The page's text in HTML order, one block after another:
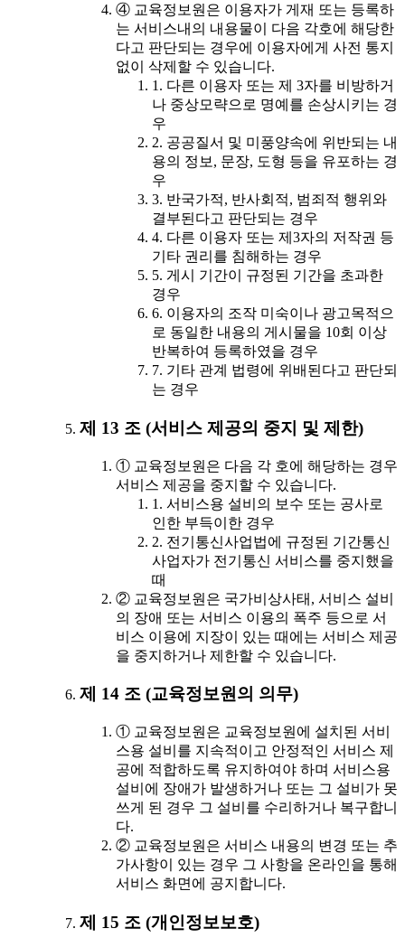
④ 교육정보원은 이용자가 게재 또는 등록하
는 서비스내의 내용물이 다음 각호에 해당한
다고 판단되는 경우에 이용자에게 사전 통지
없이 삭제할 수 있습니다.
1. 다른 이용자 또는 제 3자를 비방하거
나 중상모략으로 명예를 손상시키는 경
우
2. 공공질서 및 미풍양속에 위반되는 내
용의 정보, 문장, 도형 등을 유포하는 경
우
3. 반국가적, 반사회적, 범죄적 행위와
결부된다고 판단되는 경우
4. 다른 이용자 또는 제3자의 저작권 등
기타 권리를 침해하는 경우
5. 게시 기간이 규정된 기간을 초과한
경우
6. 이용자의 조작 미숙이나 광고목적으
로 동일한 내용의 게시물을 10회 이상
반복하여 등록하였을 경우
7. 기타 관계 법령에 위배된다고 판단되
는 경우
제 13 조 (서비스 제공의 중지 및 제한)
① 교육정보원은 다음 각 호에 해당하는 경우
서비스 제공을 중지할 수 있습니다.
1. 서비스용 설비의 보수 또는 공사로
인한 부득이한 경우
2. 전기통신사업법에 규정된 기간통신
사업자가 전기통신 서비스를 중지했을
때
② 교육정보원은 국가비상사태, 서비스 설비
의 장애 또는 서비스 이용의 폭주 등으로 서
비스 이용에 지장이 있는 때에는 서비스 제공
을 중지하거나 제한할 수 있습니다.
제 14 조 (교육정보원의 의무)
① 교육정보원은 교육정보원에 설치된 서비
스용 설비를 지속적이고 안정적인 서비스 제
공에 적합하도록 유지하여야 하며 서비스용
설비에 장애가 발생하거나 또는 그 설비가 못
쓰게 된 경우 그 설비를 수리하거나 복구합니
다.
② 교육정보원은 서비스 내용의 변경 또는 추
가사항이 있는 경우 그 사항을 온라인을 통해
서비스 화면에 공지합니다.
제 15 조 (개인정보보호)